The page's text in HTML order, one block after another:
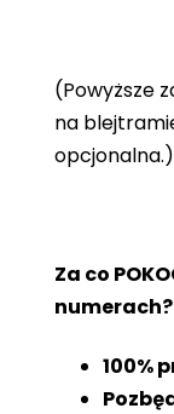
(Powyższe
na
opcjonalna.)
Za co
numerach?
100%